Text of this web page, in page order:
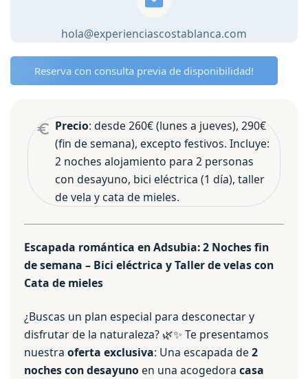
eléctrica
velas
con
mieles
hola@experienciascostablanca.com
Reserva con consulta previa de disponibilidad!
Precio: desde 260€ (lunes a jueves), 290€
(fin de semana), excepto festivos. Incluye:
2 noches alojamiento para 2 personas
con desayuno, bici eléctrica (1 día), taller
de vela y cata de mieles.
Escapada romántica en Adsubia: 2 Noches fin
de semana – Bici eléctrica y Taller de velas con
Cata de mieles
¿Buscas un plan especial para desconectar y
disfrutar de la naturaleza? 🌿✨ Te presentamos
nuestra oferta exclusiva: Una escapada de 2
noches con desayuno en una acogedora casa